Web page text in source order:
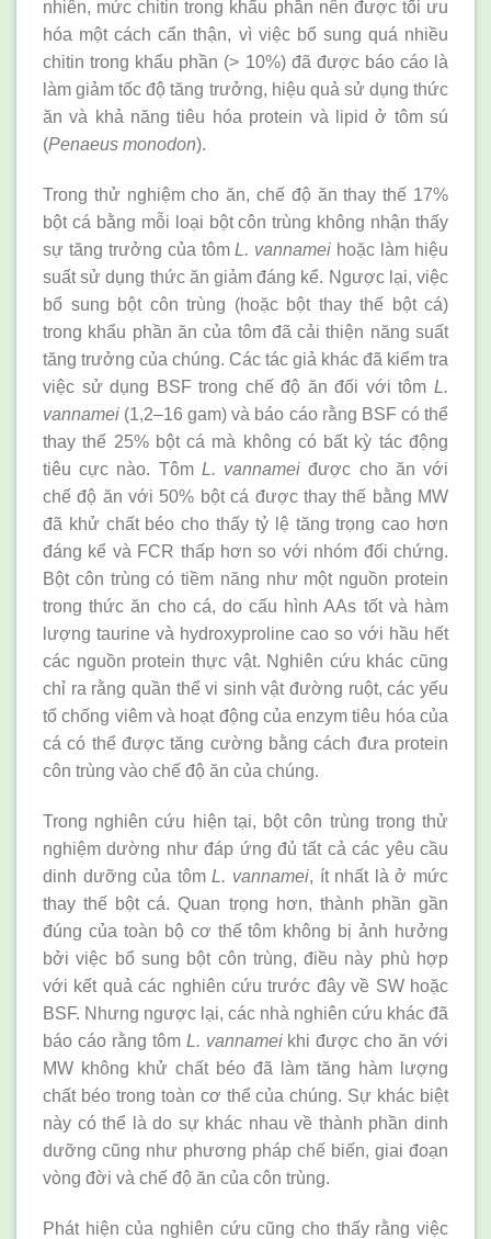
nhiên, mức chitin trong khẩu phần nên được tối ưu
hóa một cách cẩn thận, vì việc bổ sung quá nhiều
chitin trong khẩu phần (> 10%) đã được báo cáo là
làm giảm tốc độ tăng trưởng, hiệu quả sử dụng thức
ăn và khả năng tiêu hóa protein và lipid ở tôm sú
(Penaeus monodon).
Trong thử nghiệm cho ăn, chế độ ăn thay thế 17%
bột cá bằng mỗi loại bột côn trùng không nhận thấy
sự tăng trưởng của tômL. vannamei hoặc làm hiệu
suất sử dụng thức ăn giảm đáng kể. Ngược lại, việc
bổ sung bột côn trùng (hoặc bột thay thế bột cá)
trong khẩu phần ăn của tôm đã cải thiện năng suất
tăng trưởng của chúng. Các tác giả khác đã kiểm tra
việc sử dụng BSF trong chế độ ăn đối với tôm L.
vannamei (1,2–16 gam) và báo cáo rằng BSF có thể
thay thế 25% bột cá mà không có bất kỳ tác động
tiêu cực nào. Tôm L. vannamei được cho ăn với
chế độ ăn với 50% bột cá được thay thế bằng MW
đã khử chất béo cho thấy tỷ lệ tăng trọng cao hơn
đáng kể và FCR thấp hơn so với nhóm đối chứng.
Bột côn trùng có tiềm năng như một nguồn protein
trong thức ăn cho cá, do cấu hình AAs tốt và hàm
lượng taurine và hydroxyproline cao so với hầu hết
các nguồn protein thực vật. Nghiên cứu khác cũng
chỉ ra rằng quần thể vi sinh vật đường ruột, các yếu
tố chống viêm và hoạt động của enzym tiêu hóa của
cá có thể được tăng cường bằng cách đưa protein
côn trùng vào chế độ ăn của chúng.
Trong nghiên cứu hiện tại, bột côn trùng trong thử
nghiệm dường như đáp ứng đủ tất cả các yêu cầu
dinh dưỡng của tômL. vannamei, ít nhất là ở mức
thay thế bột cá. Quan trọng hơn, thành phần gần
đúng của toàn bộ cơ thể tôm không bị ảnh hưởng
bởi việc bổ sung bột côn trùng, điều này phù hợp
với kết quả các nghiên cứu trước đây về SW hoặc
BSF. Nhưng ngược lại, các nhà nghiên cứu khác đã
báo cáo rằng tôm L. vannameikhi được cho ăn với
MW không khử chất béo đã làm tăng hàm lượng
chất béo trong toàn cơ thể của chúng. Sự khác biệt
này có thể là do sự khác nhau về thành phần dinh
dưỡng cũng như phương pháp chế biến, giai đoạn
vòng đời và chế độ ăn của côn trùng.
Phát hiện của nghiên cứu cũng cho thấy rằng việc